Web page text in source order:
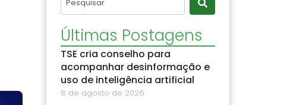
Últimas Postagens
TSE cria conselho para
acompanhar desinformação e
uso de inteligência artificial
8 de agosto de 2026